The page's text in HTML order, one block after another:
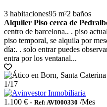
3 habitaciones95 m²2 baños
Alquiler Piso cerca de
centro de barcelona.. . piso
piso temporal, se alquila por
día:. . solo entrar puedes
entra por los ventanal...
1/17
1.100 € - Ref: AVI000330 /Mes